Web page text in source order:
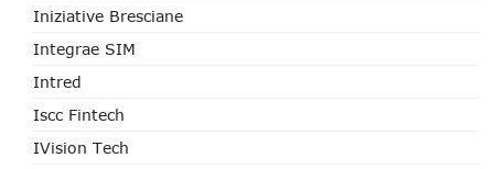
Iniziative Bresciane
Integrae SIM
Intred
Iscc Fintech
IVision Tech